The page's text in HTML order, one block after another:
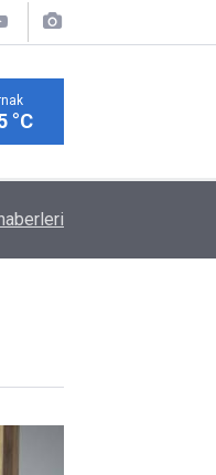
°C
karpuzu pazarda kendisi